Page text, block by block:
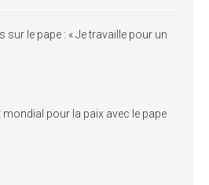
sur le pape : « Je travaille pour un
mondial pour la paix avec le pape